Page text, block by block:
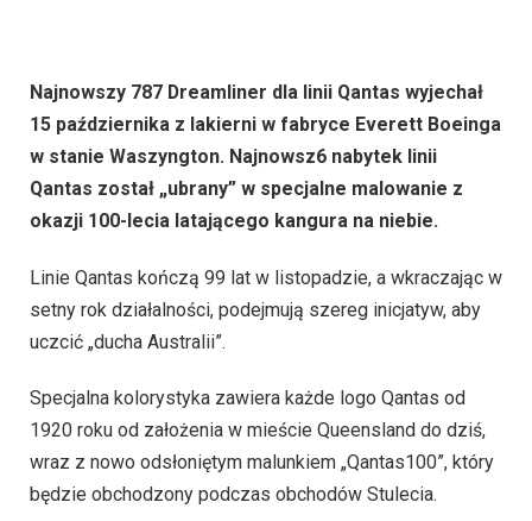
Najnowszy 787 Dreamliner dla linii Qantas wyjechał
15 października z lakierni w fabryce Everett Boeinga
w stanie Waszyngton. Najnowsz6 nabytek linii
Qantas został „ubrany” w specjalne malowanie z
okazji 100-lecia latającego kangura na niebie.
Linie Qantas kończą 99 lat w listopadzie, a wkraczając w
setny rok działalności, podejmują szereg inicjatyw, aby
uczcić „ducha Australii”.
Specjalna kolorystyka zawiera każde logo Qantas od
1920 roku od założenia w mieście Queensland do dziś,
wraz z nowo odsłoniętym malunkiem „Qantas100”, który
będzie obchodzony podczas obchodów Stulecia.